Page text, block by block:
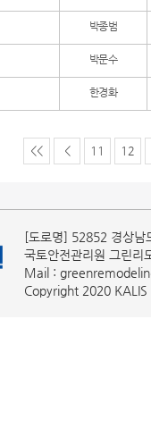
박종범
박문수
한경화
<< < 11 12
[도로명] 52852 경상
국토안전관리원 그린리
Mail :
Copyright 2020